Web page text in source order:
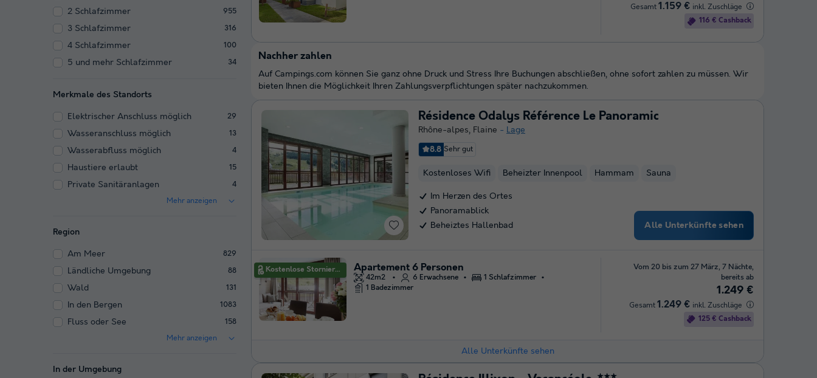
2 Schlafzimmer 955
3 Schlafzimmer 316
4 Schlafzimmer 100
5 und mehr Schlafzimmer 34
Merkmale des Standorts
Elektrischer Anschluss möglich 29
Wasseranschluss möglich 13
Wasserabfluss möglich 4
Haustiere erlaubt 15
Private Sanitäranlagen 4
Mehr anzeigen
Region
Am Meer 829
Ländliche Umgebung 88
Wald 131
In den Bergen 1083
Fluss oder See 158
Mehr anzeigen
In der Umgebung
Gesamt 1.159 € inkl. Zuschläge
116 € Cashback
Résidence Odalys Référence Le Panoramic
Rhône-alpes, Flaine
Lage
8.8 Sehr gut
Kostenloses Wifi Beheizter Innenpool Hammam Sauna
Im Herzen des Ortes
Panoramablick
Beheiztes Hallenbad
Alle Unterkünfte sehen
Alle Unterkünfte sehen
Kostenlose Stornierung Apartement 6 Personen
42m2 6 Erwachsene
1 Schlafzimmer
1 Badezimmer
Vom 20 bis zum 27 März, 7 Nächte,
bereits ab
1.249 €
Gesamt 1.249 € inkl. Zuschläge
125 € Cashback
Nachher zahlen
Auf Campings.com können Sie ganz ohne Druck und Stress Ihre Buchungen abschließen, ohne sofort zahlen zu müssen. Wir
bieten Ihnen die Möglichkeit Ihren Zahlungsverpflichtungen später nachzukommen.